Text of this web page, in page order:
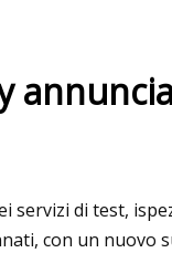
Giordania:
di test,
con un nuovo